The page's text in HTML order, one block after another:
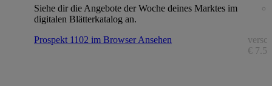
Siehe dir die Angebote der Woche deines Marktes im
digitalen Blätterkatalog an.
Prospekt 1102 im BrowserAnsehen
€